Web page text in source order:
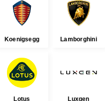
Koenigsegg Lamborghini
Lotus Luxgen